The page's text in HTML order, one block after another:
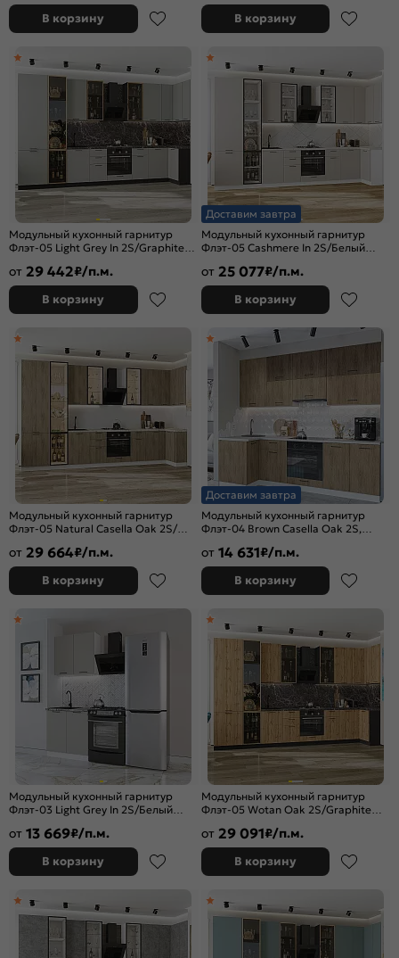
В корзину В корзину
Модульный кухонный гарнитур
Флэт-05 Light Grey In 2S/Graphite
от 29 442₽/п.м.
В корзину
Доставим завтра
Модульный кухонный гарнитур
Флэт-05 Cashmere In 2S/Белый
от 25 077₽/п.м.
В корзину
Модульный кухонный гарнитур
Флэт-05 Natural Casella Oak 2S/
стекло
от 29 664₽/п.м.
В корзину
Доставим завтра
Модульный кухонный гарнитур
Флэт-04 Brown Casella Oak 2S,
2340x1000/2500x600
от 14 631₽/п.м.
В корзину
Модульный кухонный гарнитур
Флэт-03 Light Grey In 2S/Белый
от 13 669₽/п.м.
В корзину
Модульный кухонный гарнитур
Флэт-05 Wotan Oak 2S/Graphite
стекло
от 29 091₽/п.м.
В корзину